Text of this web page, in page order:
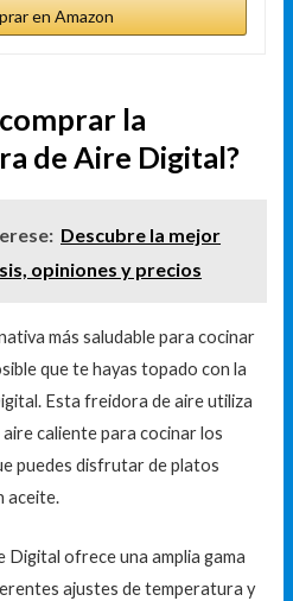
en Amazon
la
de Aire Digital?
Descubre la mejor
opiniones y precios
más saludable para cocinar
que te hayas topado con la
Esta freidora de aire utiliza
caliente para cocinar los
puedes disfrutar de platos
aceite.
Digital ofrece una amplia gama
ajustes de temperatura y